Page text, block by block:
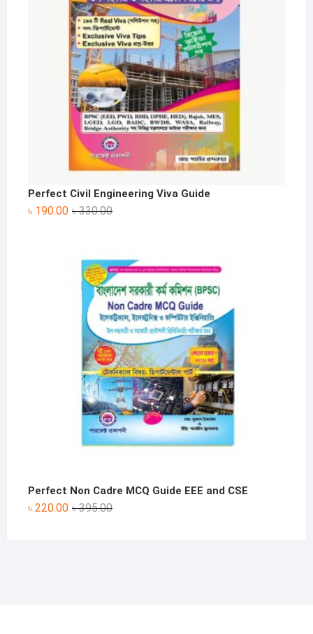
Perfect Civil Engineering Viva Guide
৳330.00Original
৳ 330.00.
৳ 190.00
Current
৳ 190.00.
Perfect Non Cadre MCQ Guide EEE and CSE
৳395.00Original
৳ 220.00
Current